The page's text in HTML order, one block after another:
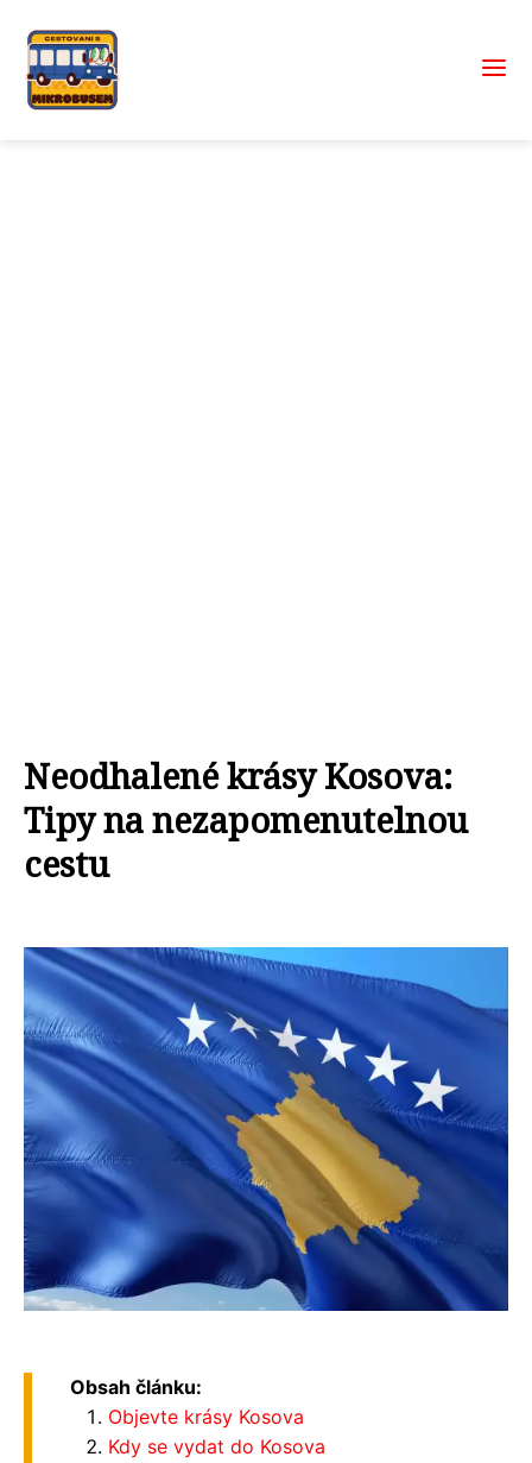
Neodhalené krásy Kosova:
Tipy na nezapomenutelnou
cestu
Obsah článku:
Objevte krásy Kosova
Kdy se vydat do Kosova